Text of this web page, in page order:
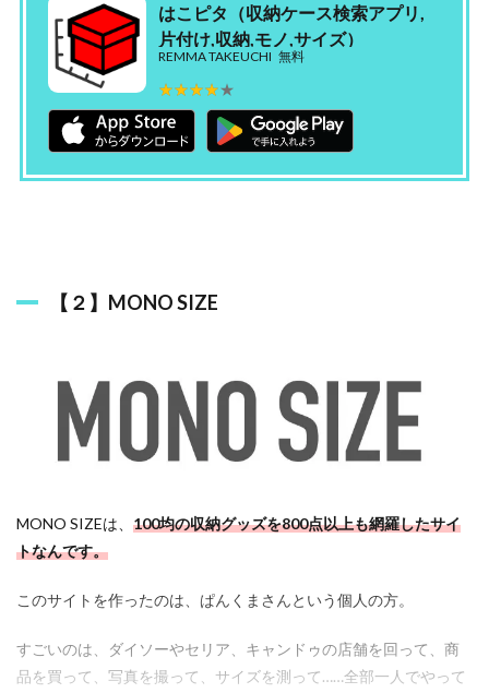
はこピタ（収納ケース検索アプリ,
片付け,収納,モノ,サイズ）
REMMA TAKEUCHI 無料
★★★★★
★★★★★
【２】MONO SIZE
MONO SIZEは、 100均の収納グッズを800点以上も網羅したサイ
トなんです。
このサイトを作ったのは、ぱんくまさんという個人の方。
すごいのは、ダイソーやセリア、キャンドゥの店舗を回って、商
品を買って、写真を撮って、サイズを測って……全部一人でやって